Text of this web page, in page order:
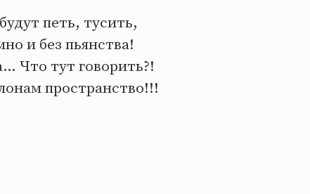
петь, тусить,
и без пьянства!
Что тут говорить?!
пространство!!!